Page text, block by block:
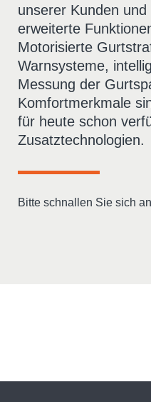
unserer Kunden
erweiterte
Motorisierte
Warnsysteme,
Messung der
Komfortmerkmale
für heute schon
Zusatztechnologien.
Bitte schnallen Sie sich